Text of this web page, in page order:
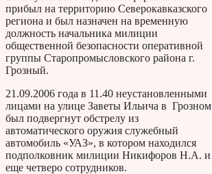
прибыл на территорию Северокавказского
региона и был назначен на временную
должность начальника милиции
общественной безопасности оперативной
группы Старопромысловского района г.
Грозный.
21.09.2006 года в 11.40 неустановленными
лицами на улице Заветы Ильича в Грозном
был подвергнут обстрелу из
автоматического оружия служебный
автомобиль «УАЗ», в котором находился
подполковник милиции Никифоров Н.А. и
еще четверо сотрудников.